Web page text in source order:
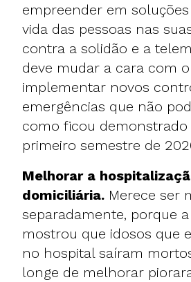
empreender em
vida das pessoas nas
contra a solidão e a
deve mudar a cara com
implementar novos
emergências que não
como ficou demonstrado
primeiro semestre de
Melhorar a
domiciliária. Merece ser
separadamente, porque
mostrou que idosos que
no hospital saíram
longe de melhorar